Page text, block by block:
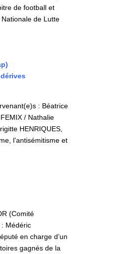
de football et
Nationale de Lutte
: Béatrice
/ Nathalie
HENRIQUES,
l’antisémitisme et
(Comité
Médéric
en charge d’un
gagnés de la